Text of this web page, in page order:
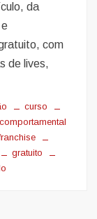
da
com
de lives,
curso
gratuito